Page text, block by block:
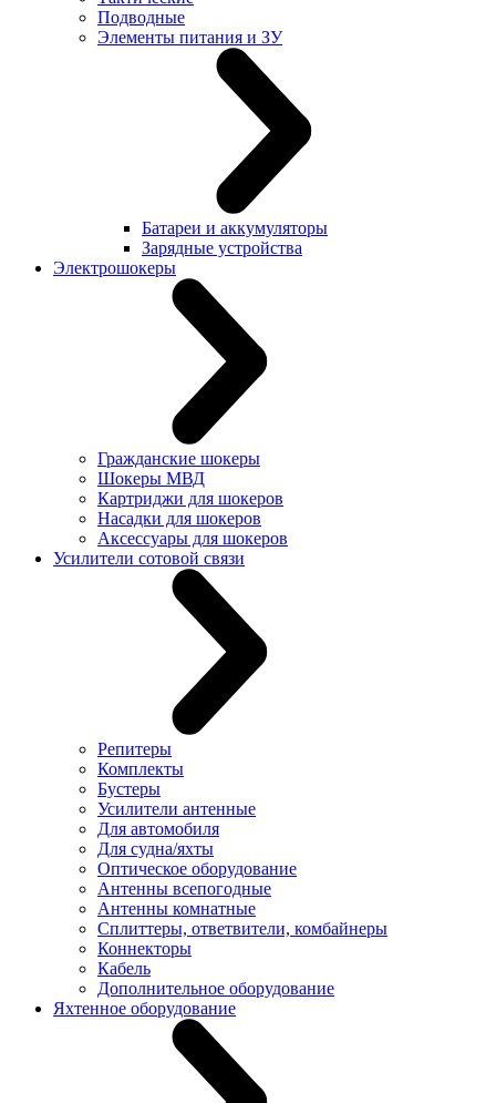
Подводные
Элементы питания и ЗУ
Батареи и аккумуляторы
Зарядные устройства
Электрошокеры
Гражданские шокеры
Шокеры МВД
Картриджи для шокеров
Насадки для шокеров
Аксессуары для шокеров
Усилители сотовой связи
Репитеры
Комплекты
Бустеры
Усилители антенные
Для автомобиля
Для судна/яхты
Оптическое оборудование
Антенны всепогодные
Антенны комнатные
Сплиттеры, ответвители, комбайнеры
Коннекторы
Кабель
Дополнительное оборудование
Яхтенное оборудование